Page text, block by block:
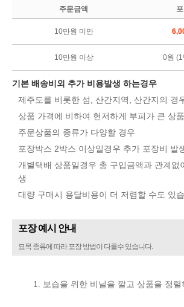
주문금액
10만원 미만
10만원 이상 0원
기본 배송비외 추가 비용발생 하는경우
제주도를 비롯한 섬, 산간지역, 산간지의 경
상품 가격에 비하여 현저하게 부피가 큰 상
주문상품의 종류가 다양할 경우
포장박스 2박스 이상일경우 추가 포장비 발
개별택배 상품일경우 총 구입금액과 관계없
생
대량 구매시 용달비용이 더 저렴할 수도 있
포장 예시 안내
묘목 종류에 따라 포장 방법이 다를수 있습니다.
1. 보습을 위한 비닐을 깔고 상품을 정렬